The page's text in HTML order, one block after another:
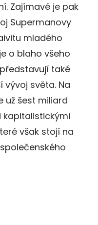
Zajímavé je pak
Supermanovy
mladého
o blaho všeho
také
vývoj světa. Na
už šest miliard
však stojí na